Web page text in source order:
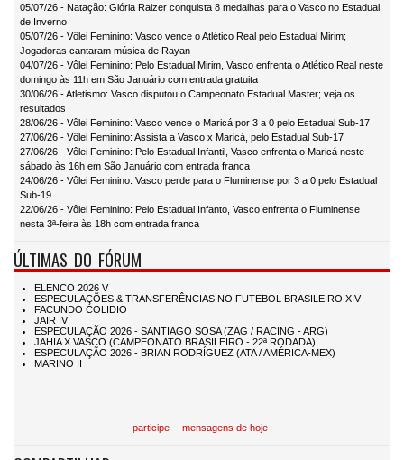
05/07/26 - Natação: Glória Raizer conquista 8 medalhas para o Vasco no Estadual
de Inverno
05/07/26 - Vôlei Feminino: Vasco vence o Atlético Real pelo Estadual Mirim;
Jogadoras cantaram música de Rayan
04/07/26 - Vôlei Feminino: Pelo Estadual Mirim, Vasco enfrenta o Atlético Real neste
domingo às 11h em São Januário com entrada gratuita
30/06/26 - Atletismo: Vasco disputou o Campeonato Estadual Master; veja os
resultados
28/06/26 - Vôlei Feminino: Vasco vence o Maricá por 3 a 0 pelo Estadual Sub-17
27/06/26 - Vôlei Feminino: Assista a Vasco x Maricá, pelo Estadual Sub-17
27/06/26 - Vôlei Feminino: Pelo Estadual Infantil, Vasco enfrenta o Maricá neste
sábado às 16h em São Januário com entrada franca
24/06/26 - Vôlei Feminino: Vasco perde para o Fluminense por 3 a 0 pelo Estadual
Sub-19
22/06/26 - Vôlei Feminino: Pelo Estadual Infanto, Vasco enfrenta o Fluminense
nesta 3ª-feira às 18h com entrada franca
ÚLTIMAS DO FÓRUM
participe mensagens de hoje